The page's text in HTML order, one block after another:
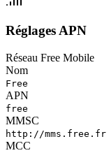
Réglages APN
Réseau Free Mobile
Nom
Free
APN
free
MMSC
http://mms.free.fr
MCC